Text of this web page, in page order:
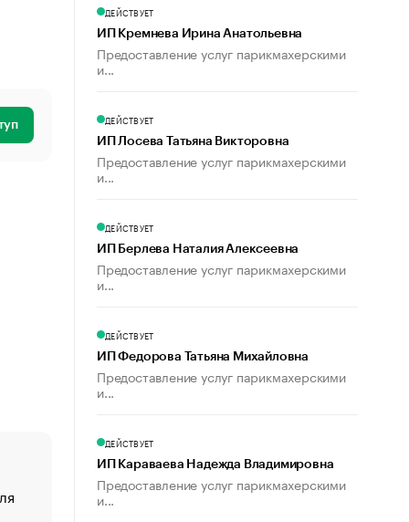
«От спорта тело стареет иначе». Как живет глава
создавшей GTA
ДЕЙСТВУЕТ
ИП Кремнева Ирина Анатольевна
Предоставление услуг парикмахерскими
и...
ДЕЙСТВУЕТ
ИП Лосева Татьяна Викторовна
Предоставление услуг парикмахерскими
и...
ДЕЙСТВУЕТ
ИП Берлева Наталия Алексеевна
Предоставление услуг парикмахерскими
и...
ДЕЙСТВУЕТ
ИП Федорова Татьяна Михайловна
Предоставление услуг парикмахерскими
и...
ДЕЙСТВУЕТ
ИП Караваева Надежда Владимировна
Предоставление услуг парикмахерскими
и...